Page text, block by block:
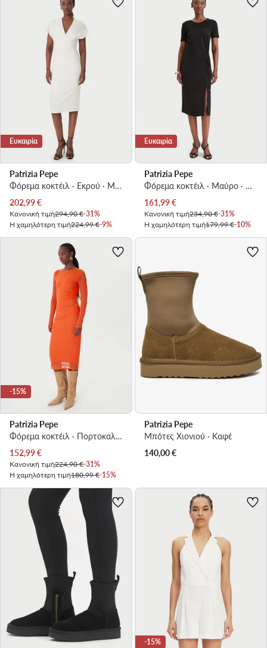
Ευκαιρία
Patrizia Pepe
Φόρεμα κοκτέιλ · Εκρού · Midi
Τρέχουσα τιμή
202,99€
Κανονική τιμή294,90 €-31%
Η χαμηλότερη τιμή224,99 €-9%
Ευκαιρία
Patrizia Pepe
Φόρεμα κοκτέιλ · Μαύρο · Midi
Τρέχουσα τιμή
161,99€
Κανονική τιμή234,90 €-31%
Η χαμηλότερη τιμή179,99 €-10%
-15%
Patrizia Pepe
Φόρεμα κοκτέιλ · Πορτοκαλί · Midi
Τρέχουσα τιμή
152,99€
Κανονική τιμή224,90 €-31%
Η χαμηλότερη τιμή180,99 €-15%
Patrizia Pepe
Μπότες Χιονιού · Καφέ
140,00€
-15%